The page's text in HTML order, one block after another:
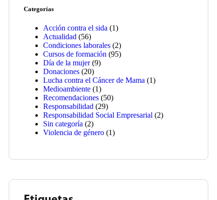
Categorías
Acción contra el sida (1)
Actualidad (56)
Condiciones laborales (2)
Cursos de formación (95)
Día de la mujer(9)
Donaciones (20)
Lucha contra el Cáncer de Mama (1)
Medioambiente (1)
Recomendaciones (50)
Responsabilidad (29)
Responsabilidad Social Empresarial (2)
Sin categoría (2)
Violencia de género (1)